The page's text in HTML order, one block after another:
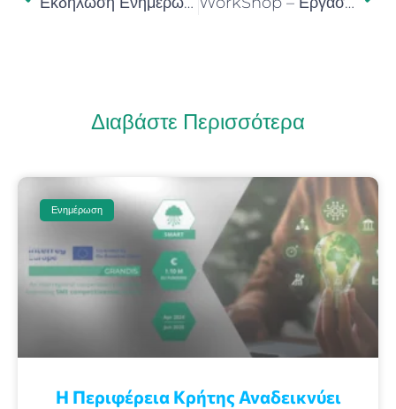
Διαβάστε Περισσότερα
Ενημέρωση
Η Περιφέρεια Κρήτης Αναδεικνύει